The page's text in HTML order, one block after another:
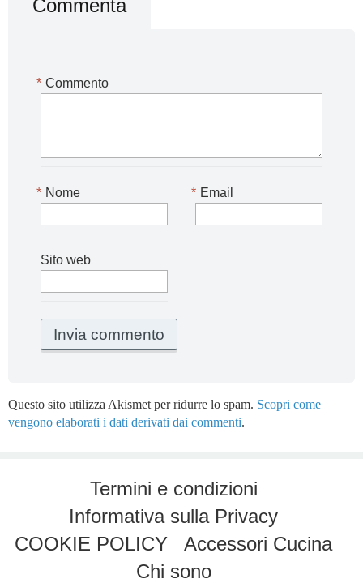
Commenta
Commento
*
Nome
* Email
*
Sito web
Questo sito utilizza Akismet per ridurre lo spam. Scopri come
vengono elaborati i dati derivati dai commenti.
Termini e condizioni
Informativa sulla Privacy
COOKIE POLICY
Accessori Cucina
Chi sono